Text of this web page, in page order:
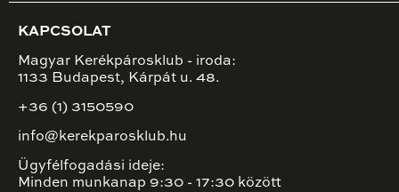
KAPCSOLAT
Magyar Kerékpárosklub - iroda:
1133 Budapest, Kárpát u. 48.
+36 (1) 3150590
info@kerekparosklub.hu
Ügyfélfogadási ideje:
Minden munkanap 9:30 - 17:30 között